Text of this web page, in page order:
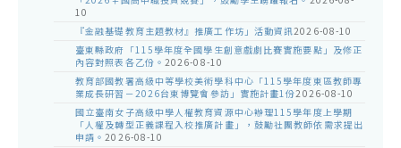
10
『金融基礎教育主題教材』推廣工作坊」活動資訊2026-08-10
臺東縣政府「115學年度全國學生創意戲劇比賽實施要點」及修正
內容對照表各乙份。 2026-08-10
教育部國教署高級中等學校美術學科中心「115學年度東區教師專
業成長研習－2026台東博覽會參訪」實施計畫1份2026-08-10
國立臺南女子高級中學人權教育資源中心辦理115學年度上學期
「人權及轉型正義課程入校推廣計畫」，鼓勵社團教師依需求提出
申請。2026-08-10